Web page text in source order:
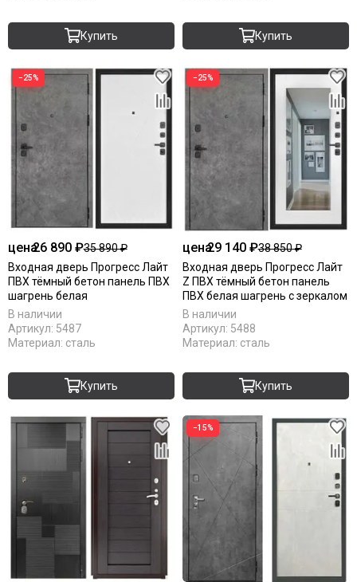
Купить Купить
−25%
цена26 890 ₽35 890 ₽
Входная дверь Прогресс Лайт
ПВХ тёмный бетон панель ПВХ
шагрень белая
В наличии
Артикул: 5487
Материал: сталь
Купить
−25%
цена29 140 ₽38 850 ₽
Входная дверь Прогресс Лайт
Z ПВХ тёмный бетон панель
ПВХ белая шагрень с зеркалом
В наличии
Артикул: 5488
Материал: сталь
Купить
−15%